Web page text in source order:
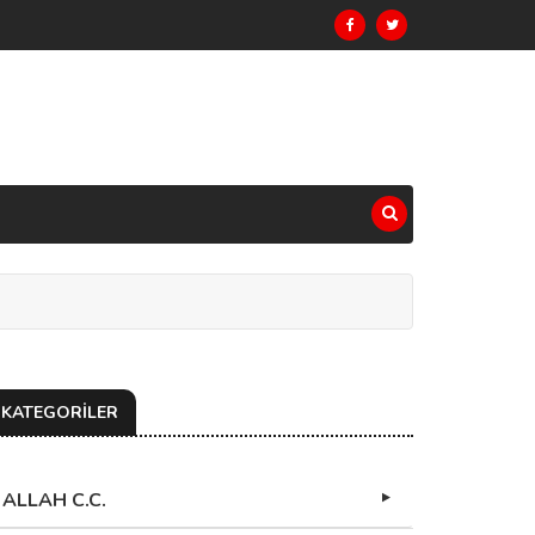
KATEGORİLER
ALLAH C.C.